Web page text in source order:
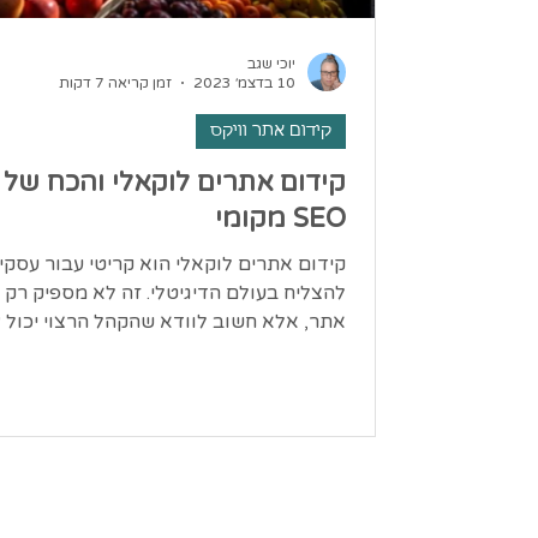
קידום אתרים לוקאלי והכח של
SEO מקומי
קידום אתרים לוקאלי הוא קריטי עבור
להצליח בעולם הדיגיטלי. זה לא מספיק רק
אתר, אלא חשוב לוודא שהקהל הרצוי יכול
קידום אתר וויקס
יוכי שגב
10 בדצמ׳ 2023
זמן קריאה 7 דקות